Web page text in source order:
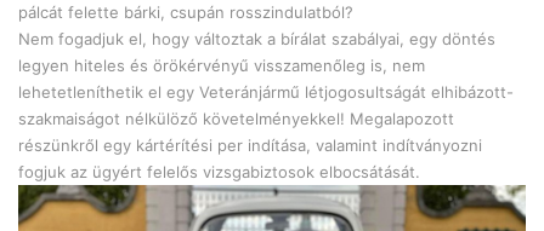
pálcát felette bárki, csupán rosszindulatból?
Nem fogadjuk el, hogy változtak a bírálat szabályai, egy döntés
legyen hiteles és örökérvényű visszamenőleg is, nem
lehetetleníthetik el egy Veteránjármű létjogosultságát elhibázott-
szakmaiságot nélkülöző követelményekkel! Megalapozott
részünkről egy kártérítési per indítása, valamint indítványozni
fogjuk az ügyért felelős vizsgabiztosok elbocsátását.